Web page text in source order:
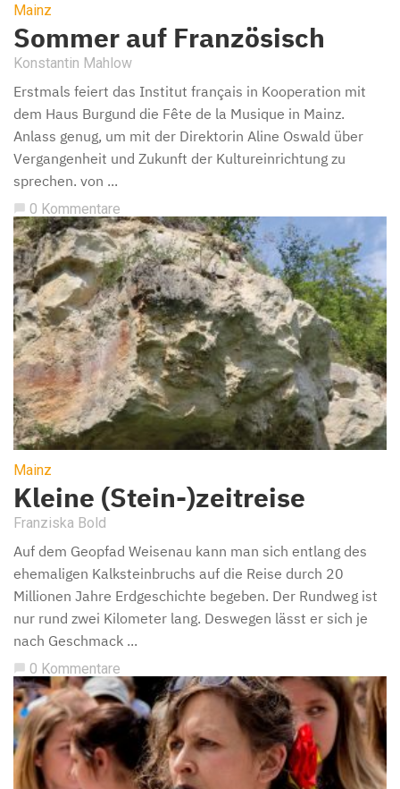
Mainz
Sommer auf Französisch
Konstantin Mahlow
Erstmals feiert das Institut français in Kooperation mit
dem Haus Burgund die Fête de la Musique in Mainz.
Anlass genug, um mit der Direktorin Aline Oswald über
Vergangenheit und Zukunft der Kultureinrichtung zu
sprechen. von ...
0 Kommentare
Mainz
Kleine (Stein-)zeitreise
Franziska Bold
Auf dem Geopfad Weisenau kann man sich entlang des
ehemaligen Kalksteinbruchs auf die Reise durch 20
Millionen Jahre Erdgeschichte begeben. Der Rundweg ist
nur rund zwei Kilometer lang. Deswegen lässt er sich je
nach Geschmack ...
chat_bubble 0 Kommentare